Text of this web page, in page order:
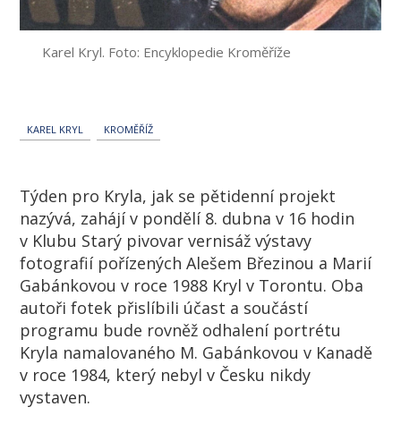
Karel Kryl. Foto: Encyklopedie Kroměříže
KAREL KRYL KROMĚŘÍŽ
Týden pro Kryla, jak se pětidenní projekt
nazývá, zahájí v pondělí 8. dubna v 16 hodin
v Klubu Starý pivovar vernisáž výstavy
fotografií pořízených Alešem Březinou a Marií
Gabánkovou v roce 1988 Kryl v Torontu. Oba
autoři fotek přislíbili účast a součástí
programu bude rovněž odhalení portrétu
Kryla namalovaného M. Gabánkovou v Kanadě
v roce 1984, který nebyl v Česku nikdy
vystaven.